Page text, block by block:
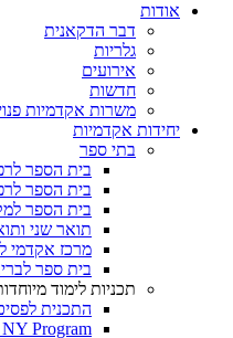
אודות
דבר הדקאנית
גלריות
אירועים
חדשות
משרות אקדמיות
יחידות אקדמיות
בתי ספר
בית הספר
בית הספר
בית הספר
תואר שני
מרכז אקדמי
בית ספר
תכניות לימוד
התכנית
NY Program